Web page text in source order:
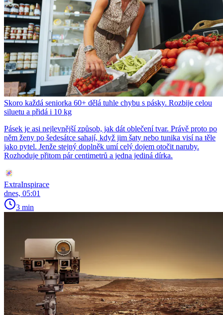
Skoro každá seniorka 60+ dělá tuhle chybu s pásky. Rozbije celou
siluetu a přidá i 10 kg
Pásek je asi nejlevnější způsob, jak dát oblečení tvar. Právě proto po
něm ženy po šedesátce sahají, když jim šaty nebo tunika visí na těle
jako pytel. Jenže stejný doplněk umí celý dojem otočit naruby.
Rozhoduje přitom pár centimetrů a jedna jediná dírka.
ExtraInspirace
dnes, 05:01
3 min